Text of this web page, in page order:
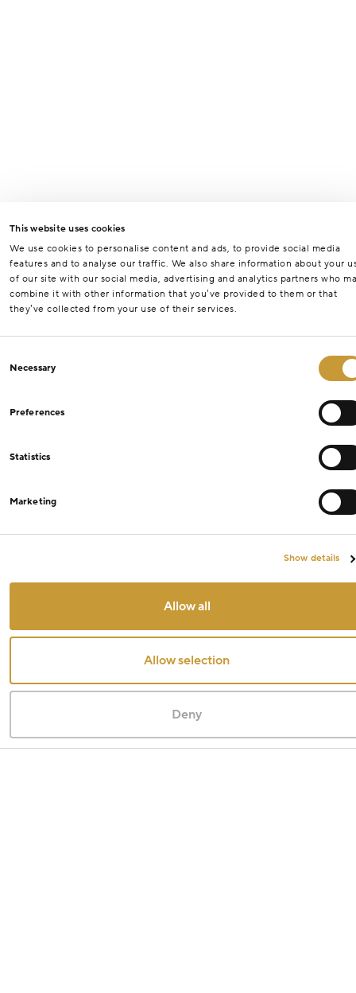
This website uses cookies
We use cookies to personalise content and ads, to provide social media
features and to analyse our traffic. We also share information about your
of our site with our social media, advertising and analytics partners who
combine it with other information that you’ve provided to them or that
they’ve collected from your use of their services.
Selection
Necessary
Preferences
Statistics
Marketing
Show details
Allow all
Allow selection
Deny